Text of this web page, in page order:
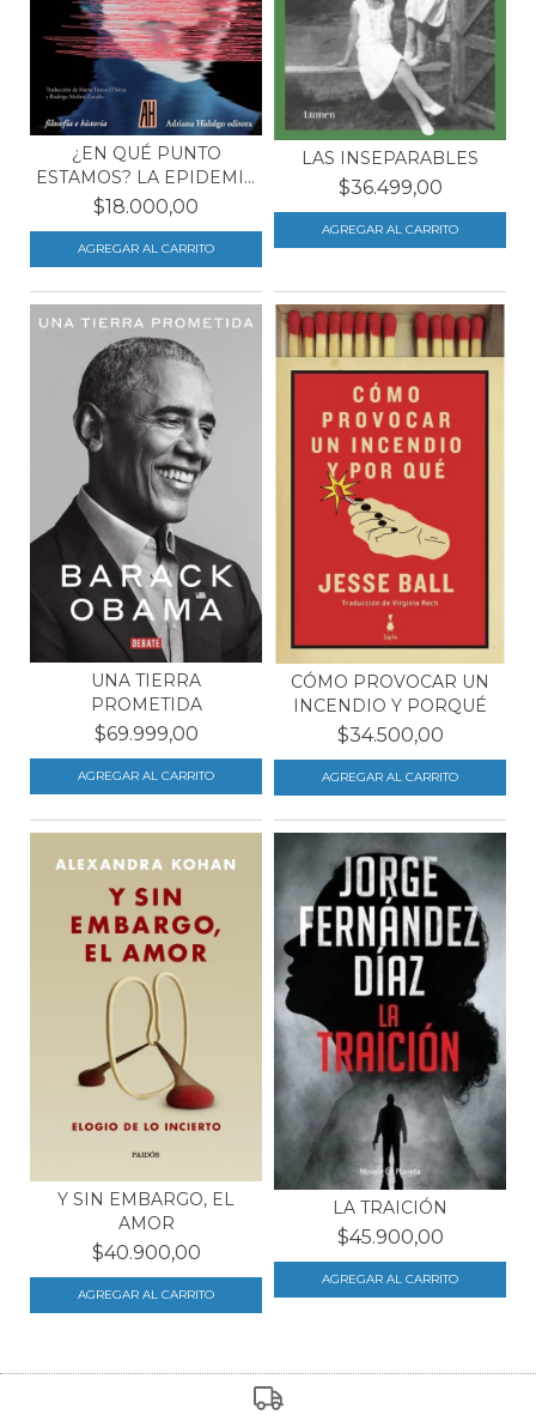
¿EN QUÉ PUNTO
ESTAMOS? LA EPIDEMIA
COMO...
$18.000,00
LAS INSEPARABLES
$36.499,00
UNA TIERRA
PROMETIDA
$69.999,00
CÓMO PROVOCAR UN
INCENDIO Y PORQUÉ
$34.500,00
Y SIN EMBARGO, EL
AMOR
$40.900,00
LA TRAICIÓN
$45.900,00